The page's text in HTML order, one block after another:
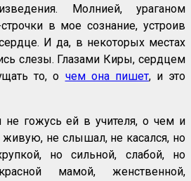
Молнией, ураганом
в мое сознание, устроив
И да, в некоторых местах
слезы. Глазами Киры, сердцем
то, о чем она пишет, и это
не гожусь ей в учителя, о чем и
не слышал, не касался, но
но сильной, слабой, но
мамой, женственной,